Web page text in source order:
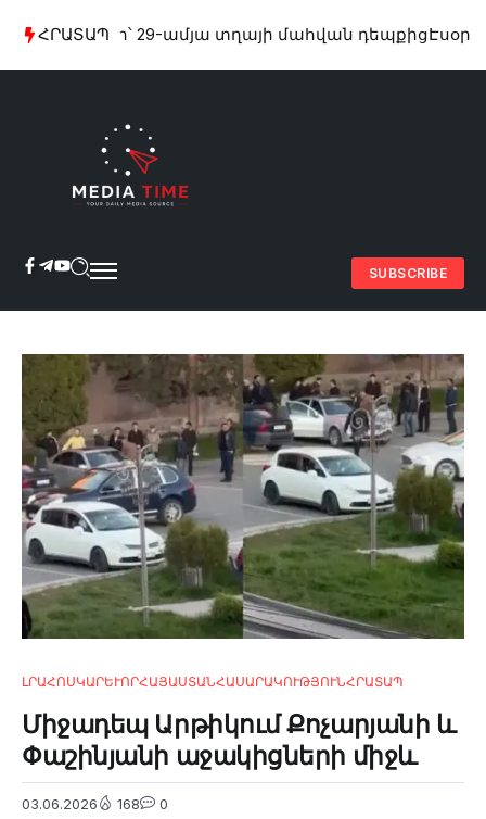
ՀՐԱՏԱՊ29-ամյա տղայի մահվան դեպքիցԷսօր
SUBSCRIBE
ԼՐԱՀՈՍԿԱՐԵՒՈՐ ՀԱՅԱՍՏԱՆՀԱՍԱՐԱԿՈՒԹՅՈՒՆՀՐԱՏԱՊ
Միջադեպ Արթիկում Քոչարյանի և
Փաշինյանի աջակիցների միջև
03.06.2026 168 0